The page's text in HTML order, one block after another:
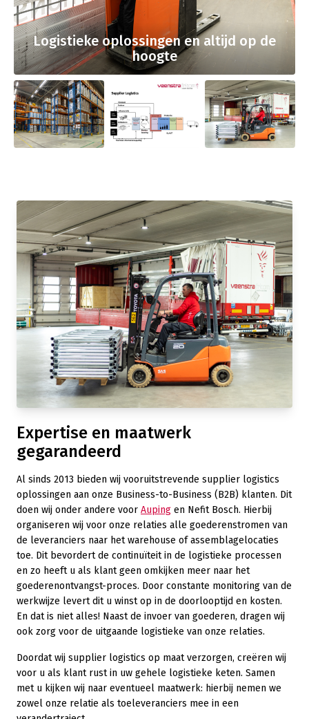
Logistieke oplossingen en altijd op de
hoogte
Expertise en maatwerk
gegarandeerd
Al sinds 2013 bieden wij vooruitstrevende supplier logistics
oplossingen aan onze Business-to-Business (B2B) klanten. Dit
doen wij onder andere voor Auping en Nefit Bosch. Hierbij
organiseren wij voor onze relaties alle goederenstromen van
de leveranciers naar het warehouse of assemblagelocaties
toe. Dit bevordert de continuïteit in de logistieke processen
en zo heeft u als klant geen omkijken meer naar het
goederenontvangst-proces. Door constante monitoring van de
werkwijze levert dit u winst op in de doorlooptijd en kosten.
En dat is niet alles! Naast de invoer van goederen, dragen wij
ook zorg voor de uitgaande logistieke van onze relaties.
Doordat wij supplier logistics op maat verzorgen, creëren wij
voor u als klant rust in uw gehele logistieke keten. Samen
met u kijken wij naar eventueel maatwerk: hierbij nemen we
zowel onze relatie als toeleveranciers mee in een